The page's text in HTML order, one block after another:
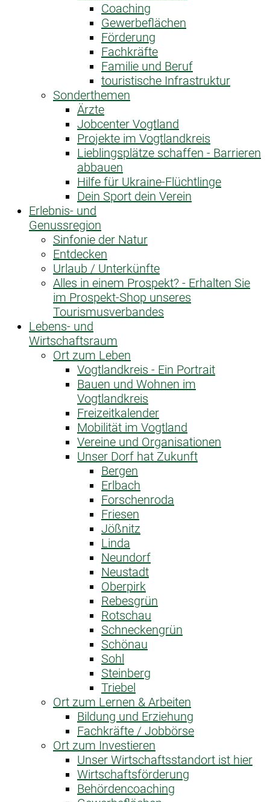
Coaching
Gewerbeflächen
Förderung
Fachkräfte
Familie und Beruf
touristische Infrastruktur
Sonderthemen
Ärzte
Jobcenter Vogtland
Projekte im Vogtlandkreis
Lieblingsplätze schaffen - Barrieren
abbauen
Hilfe für Ukraine-Flüchtlinge
Dein Sport dein Verein
Erlebnis- und
Genussregion
Sinfonie der Natur
Entdecken
Urlaub / Unterkünfte
Alles in einem Prospekt? - Erhalten Sie
im Prospekt-Shop unseres
Tourismusverbandes
Lebens- und
Wirtschaftsraum
Ort zum Leben
Vogtlandkreis - Ein Portrait
Bauen und Wohnen im
Vogtlandkreis
Freizeitkalender
Mobilität im Vogtland
Vereine und Organisationen
Unser Dorf hat Zukunft
Bergen
Erlbach
Forschenroda
Friesen
Jößnitz
Linda
Neundorf
Neustadt
Oberpirk
Rebesgrün
Rotschau
Schneckengrün
Schönau
Sohl
Steinberg
Triebel
Ort zum Lernen & Arbeiten
Bildung und Erziehung
Fachkräfte / Jobbörse
Ort zum Investieren
Unser Wirtschaftsstandort ist hier
Wirtschaftsförderung
Behördencoaching